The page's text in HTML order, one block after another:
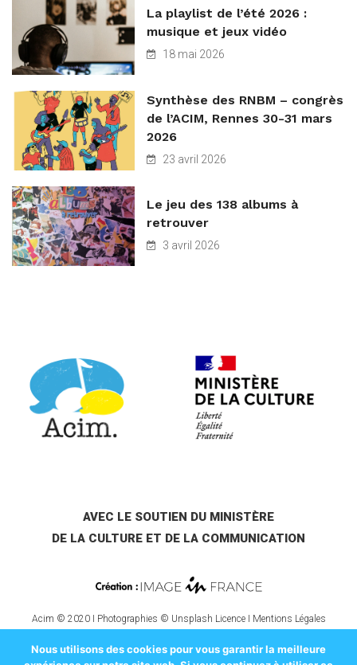
La playlist de l’été 2026 :
musique et jeux vidéo
18 mai 2026
Synthèse des RNBM – congrès
de l’ACIM, Rennes 30-31 mars
2026
23 avril 2026
Le jeu des 138 albums à
retrouver
3 avril 2026
AVEC LE SOUTIEN DU MINISTÈRE
DE LA CULTURE ET DE LA COMMUNICATION
Acim © 2020 I Photographies © Unsplash Licence I Mentions Légales
Nous utilisons des cookies pour vous garantir la meilleure